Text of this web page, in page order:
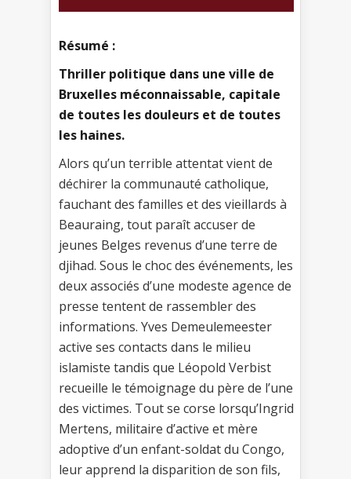
Résumé :
Thriller politique dans une ville de
Bruxelles méconnaissable, capitale
de toutes les douleurs et de toutes
les haines.
Alors qu’un terrible attentat vient de
déchirer la communauté catholique,
fauchant des familles et des vieillards à
Beauraing, tout paraît accuser de
jeunes Belges revenus d’une terre de
djihad. Sous le choc des événements, les
deux associés d’une modeste agence de
presse tentent de rassembler des
informations. Yves Demeulemeester
active ses contacts dans le milieu
islamiste tandis que Léopold Verbist
recueille le témoignage du père de l’une
des victimes. Tout se corse lorsqu’Ingrid
Mertens, militaire d’active et mère
adoptive d’un enfant-soldat du Congo,
leur apprend la disparition de son fils,